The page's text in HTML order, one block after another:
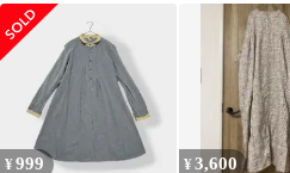
アソートシャツワンピ
ース
ワンピース
モスモス
¥999 ¥3,600